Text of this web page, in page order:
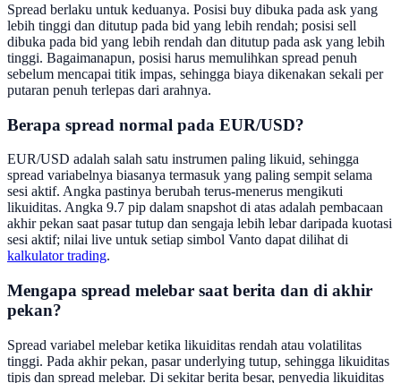
Spread berlaku untuk keduanya. Posisi buy dibuka pada ask yang
lebih tinggi dan ditutup pada bid yang lebih rendah; posisi sell
dibuka pada bid yang lebih rendah dan ditutup pada ask yang lebih
tinggi. Bagaimanapun, posisi harus memulihkan spread penuh
sebelum mencapai titik impas, sehingga biaya dikenakan sekali per
putaran penuh terlepas dari arahnya.
Berapa spread normal pada EUR/USD?
EUR/USD adalah salah satu instrumen paling likuid, sehingga
spread variabelnya biasanya termasuk yang paling sempit selama
sesi aktif. Angka pastinya berubah terus-menerus mengikuti
likuiditas. Angka 9.7 pip dalam snapshot di atas adalah pembacaan
akhir pekan saat pasar tutup dan sengaja lebih lebar daripada kuotasi
sesi aktif; nilai live untuk setiap simbol Vanto dapat dilihat di
kalkulator trading.
Mengapa spread melebar saat berita dan di akhir
pekan?
Spread variabel melebar ketika likuiditas rendah atau volatilitas
tinggi. Pada akhir pekan, pasar underlying tutup, sehingga likuiditas
tipis dan spread melebar. Di sekitar berita besar, penyedia likuiditas